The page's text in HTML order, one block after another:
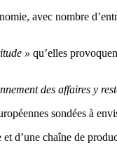
avec nombre
» qu’elles
des affaires y
sondées à
d’une chaîne de